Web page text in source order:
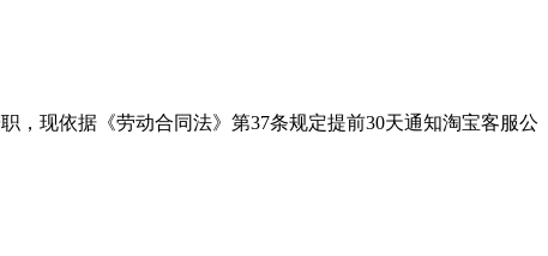
，现依据《劳动合同法》第37条规定提前30天通知淘宝客服公